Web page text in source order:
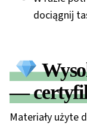
dociągnij
—
Materiały użyte